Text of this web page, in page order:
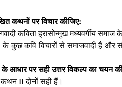
कथनों पर विचार कीजिए:
कविता ह्रासोन्मुख मध्यवर्गीय
के कुछ कवि विचारों से समाजवादी हैं और
आधार पर सही उत्तर विकल्प का चयन
II दोनों सही हैं।